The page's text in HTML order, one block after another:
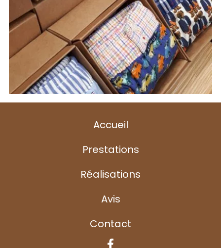
Accueil
Prestations
Réalisations
Avis
Contact